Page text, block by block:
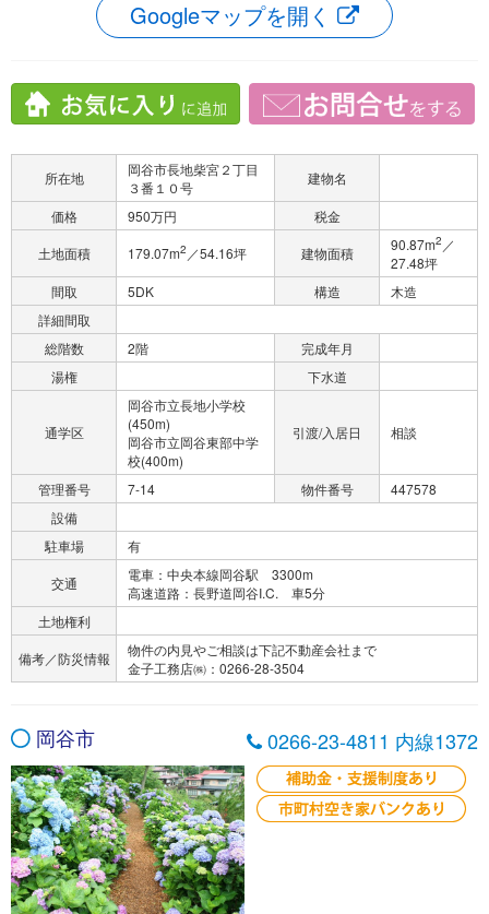
Googleマップを開く
所在地
岡谷市長地柴宮２丁目
３番１０号
建物名
価格 950万円
税金
土地面積
179.07m2 ／54.16坪 建物面積 90.87m2 ／
27.48坪
間取
5DK 構造
木造
詳細間取
総階数
2階
完成年月
湯権
下水道
通学区
岡谷市立長地小学校
(450m)
岡谷市立岡谷東部中学
校(400m)
引渡/入居日 相談
管理番号 7-14 物件番号
447578
設備
駐車場
有
交通
電車：中央本線岡谷駅 3300m
高速道路：長野道岡谷I.C. 車5分
土地権利
備考／防災情報
物件の内見やご相談は下記不動産会社まで
金子工務店㈱：0266-28-3504
岡谷市 0266-23-4811 内線1372